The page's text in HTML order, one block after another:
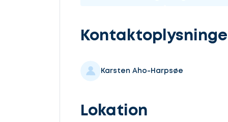
Karsten Aho-Harpsøe
Lokation